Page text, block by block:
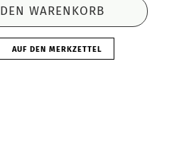
AUF DEN MERKZETTEL